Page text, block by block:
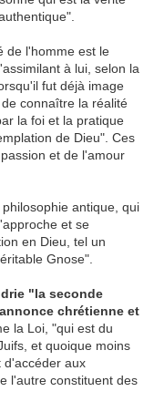
de l'homme est le
à lui, selon la
fut déjà image
connaître la réalité
la foi et la pratique
de Dieu". Ces
et de l'amour
antique, qui
et se
en Dieu, tel un
Gnose".
"la seconde
chrétienne et
la Loi, "qui est du
et quoique moins
d'accéder aux
l'autre constituent des